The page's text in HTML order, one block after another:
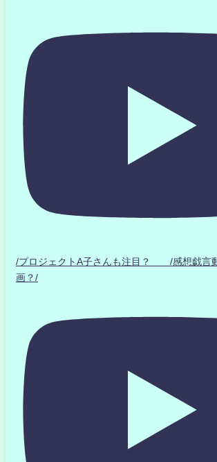
/プロジェクトA子さんも注目？ /感想戯言
画？/